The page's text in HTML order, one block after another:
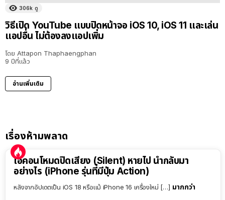
306k ดู
วิธีเปิด YouTube แบบปิดหน้าจอ iOS 10, iOS 11 และเล่น
แอปอื่น ไม่ต้องลงแอปเพิ่ม
โดย Attapon Thaphaengphan
9 ปีที่แล้ว
อ่านเพิ่มเติม
เรื่องห้ามพลาด
ไอคอนโหมดปิดเสียง (Silent) หายไป นำกลับมา
อย่างไร (iPhone รุ่นที่มีปุ่ม Action)
หลังจากอัปเดตเป็น iOS 18 หรือแม้ iPhone 16 เครื่องใหม่ […] มากกว่า